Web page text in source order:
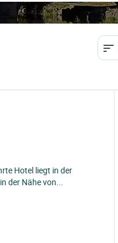
Hotel liegt in der
der Nähe von...